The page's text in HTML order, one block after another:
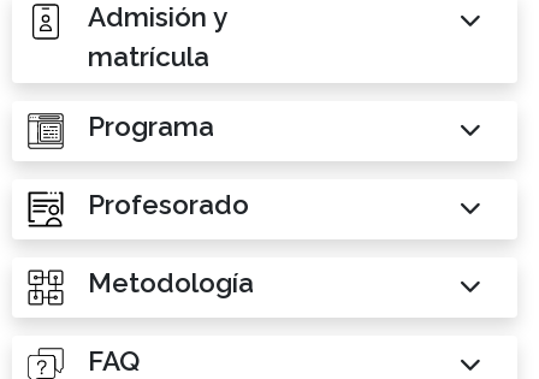
Admisión y
matrícula
Programa
Profesorado
Metodología
FAQ